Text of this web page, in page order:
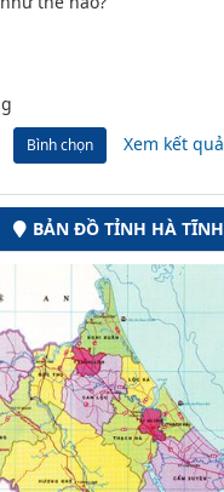
Bình chọn Xem kết quả
BẢN ĐỒ TỈNH HÀ TĨNH